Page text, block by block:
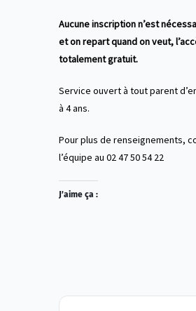
Aucune inscription n’est
et on repart quand on veut,
totalement gratuit.
Service ouvert à tout parent
à 4 ans.
Pour plus de renseignements,
l’équipe au 02 47 50 54 22
J’aime ça :